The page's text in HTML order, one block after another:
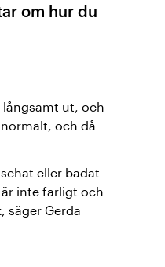
om hur du
ut, och
och då
eller badat
inte farligt och
säger Gerda